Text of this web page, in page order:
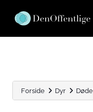
Forside Dyr